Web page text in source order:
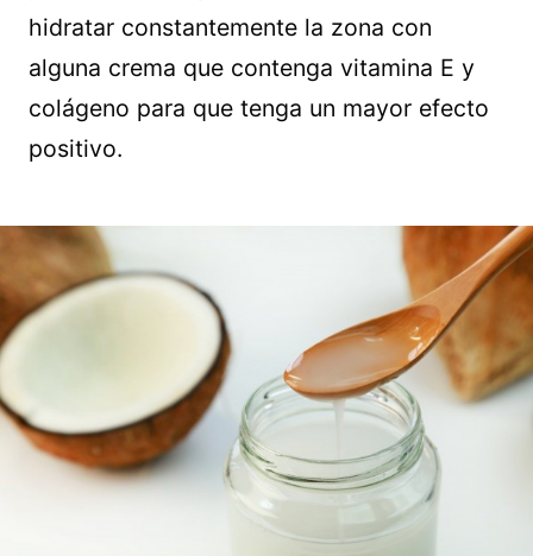
hidratar constantemente la zona con
alguna crema que contenga vitamina E y
colágeno para que tenga un mayor efecto
positivo.